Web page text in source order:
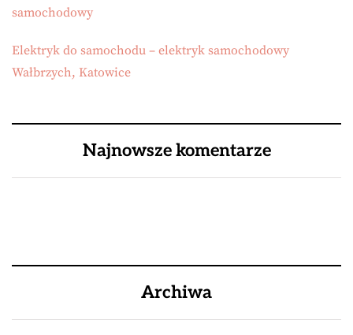
samochodowy
Elektryk do samochodu – elektryk samochodowy
Wałbrzych, Katowice
Najnowsze komentarze
Archiwa